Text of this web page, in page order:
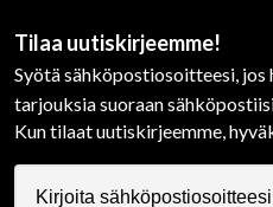
Tilaa uutiskirjeemme!
Syötä sähköpostiosoitteesi, jos
tarjouksia suoraan
Kun tilaat uutiskirjeemme,